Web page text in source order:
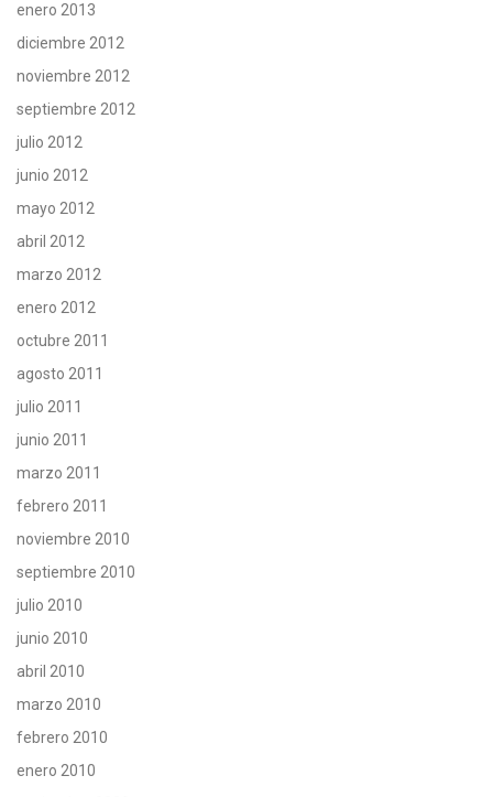
enero 2013
diciembre 2012
noviembre 2012
septiembre 2012
julio 2012
junio 2012
mayo 2012
abril 2012
marzo 2012
enero 2012
octubre 2011
agosto 2011
julio 2011
junio 2011
marzo 2011
febrero 2011
noviembre 2010
septiembre 2010
julio 2010
junio 2010
abril 2010
marzo 2010
febrero 2010
enero 2010